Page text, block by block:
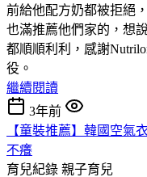
前給他配方奶都被拒絕
也滿推薦他們家的，想
都順順利利，感謝
役。
繼續閱讀
3年前
【童裝推薦】韓國空氣
不癢
育兒紀錄 親子育兒